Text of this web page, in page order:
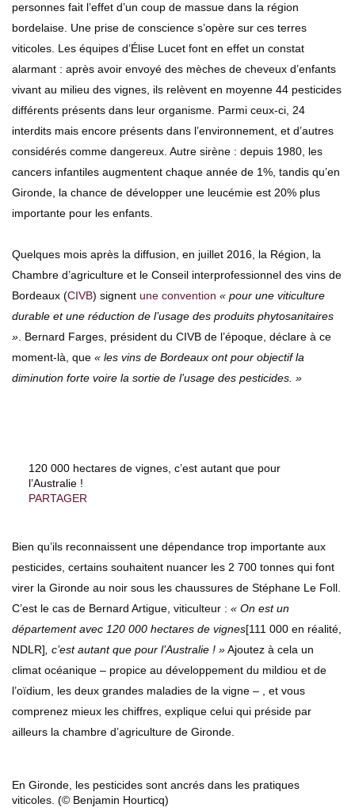
personnes fait l’effet d’un coup de massue dans la région
bordelaise. Une prise de conscience s’opère sur ces terres
viticoles. Les équipes d’Élise Lucet font en effet un constat
alarmant : après avoir envoyé des mèches de cheveux d’enfants
vivant au milieu des vignes, ils relèvent en moyenne 44 pesticides
différents présents dans leur organisme. Parmi ceux-ci, 24
interdits mais encore présents dans l’environnement, et d’autres
considérés comme dangereux. Autre sirène : depuis 1980, les
cancers infantiles augmentent chaque année de 1%, tandis qu’en
Gironde, la chance de développer une leucémie est 20% plus
importante pour les enfants.
Quelques mois après la diffusion, en juillet 2016, la Région, la
Chambre d’agriculture et le Conseil interprofessionnel des vins de
Bordeaux (CIVB) signent une convention « pour une viticulture
durable et une réduction de l’usage des produits phytosanitaires
» . Bernard Farges, président du CIVB de l’époque, déclare à ce
moment-là, que « les vins de Bordeaux ont pour objectif la
diminution forte voire la sortie de l’usage des pesticides. »
120 000 hectares de vignes, c’est autant que pour
l’Australie !
PARTAGER
Bien qu’ils reconnaissent une dépendance trop importante aux
pesticides, certains souhaitent nuancer les 2 700 tonnes qui font
virer la Gironde au noir sous les chaussures de Stéphane Le Foll.
C’est le cas de Bernard Artigue, viticulteur : « On est un
département avec 120 000 hectares de vignes[111 000 en réalité,
NDLR] , c’est autant que pour l’Australie ! »Ajoutez à cela un
climat océanique – propice au développement du mildiou et de
l’oïdium, les deux grandes maladies de la vigne – , et vous
comprenez mieux les chiffres, explique celui qui préside par
ailleurs la chambre d’agriculture de Gironde.
En Gironde, les pesticides sont ancrés dans les pratiques
viticoles. (© Benjamin Hourticq)